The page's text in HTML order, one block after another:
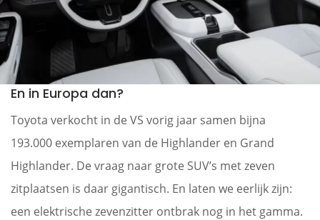
En in Europa dan?
Toyota verkocht in de VS vorig jaar samen bijna
193.000 exemplaren van de Highlander en Grand
Highlander. De vraag naar grote SUV’s met zeven
zitplaatsen is daar gigantisch. En laten we eerlijk zijn:
een elektrische zevenzitter ontbrak nog in het gamma.